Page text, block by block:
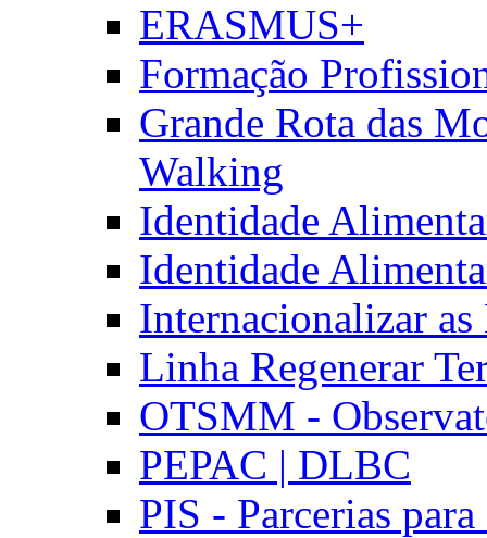
ERASMUS+
Formação
Grande Rota das
Walking
Identidade
Identidade
Internacionalizar
Linha Regenerar
OTSMM -
PEPAC | DLBC
PIS - Parcerias